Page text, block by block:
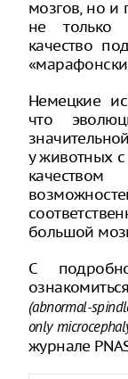
мозгов, но и
не только
качество
Немецкие
что
у животных
большой
С
(abnormal-
only
журнале